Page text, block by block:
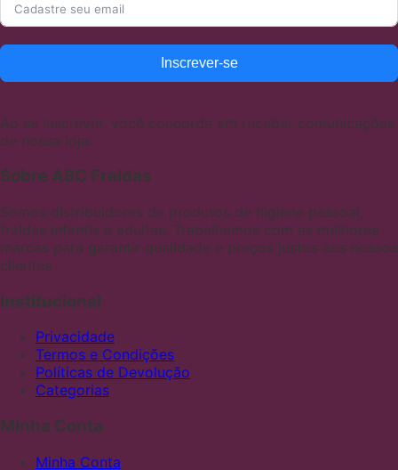
Inscrever-se
Ao se inscrever, você concorda em receber comunicações
de nossa loja.
Sobre ABC Fraldas
Somos distribuidores de produtos de higiene pessoal,
fraldas infantis e adultas. Trabalhamos com as melhores
marcas para garantir qualidade e preços justos aos nossos
clientes
Institucional
Privacidade
Termos e Condições
Políticas de Devolução
Categorias
Minha Conta
Minha Conta